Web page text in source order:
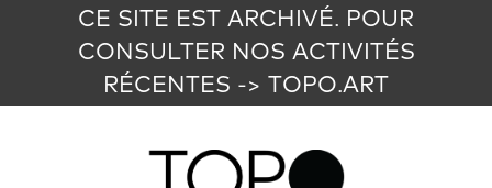
CE SITE EST ARCHIVÉ. POUR
CONSULTER NOS ACTIVITÉS
RÉCENTES -> TOPO.ART